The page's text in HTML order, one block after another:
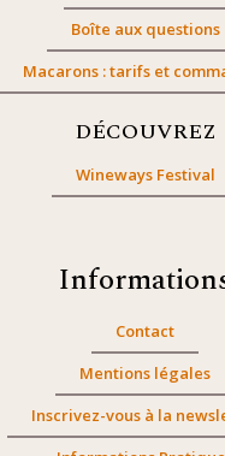
Boîte aux questions
Macarons : tarifs et
DÉCOUVREZ
Wineways Festival
Contact
Mentions légales
Inscrivez-vous à la